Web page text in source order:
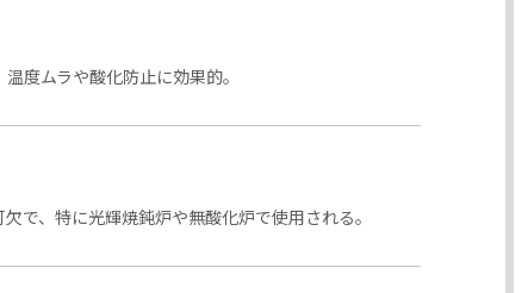
度ムラや酸化防止に効果的。
で、特に光輝焼鈍炉や無酸化炉で使用される。